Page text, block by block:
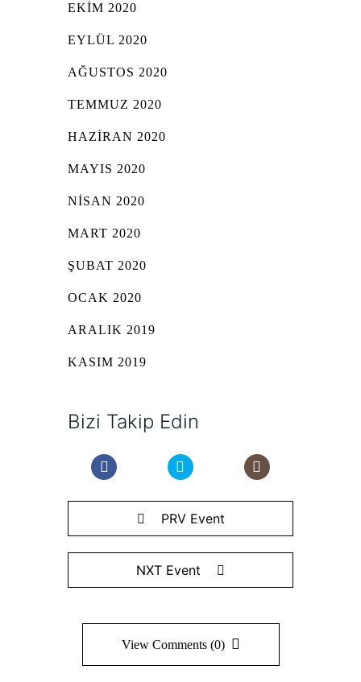
EKIM 2020
EYLÜL 2020
AĞUSTOS 2020
TEMMUZ 2020
HAZIRAN 2020
MAYIS 2020
NISAN 2020
MART 2020
ŞUBAT 2020
OCAK 2020
ARALIK 2019
KASIM 2019
Bizi Takip Edin
PRV Event
NXT Event
View Comments (0)